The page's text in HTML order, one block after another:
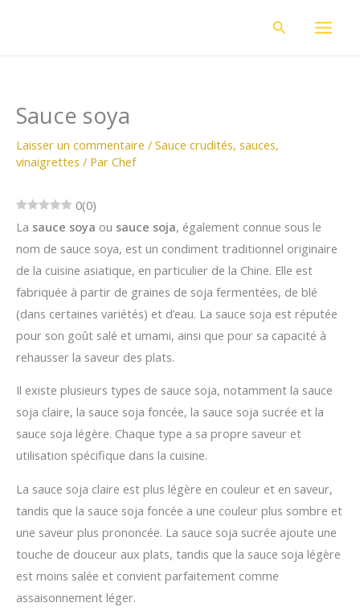
Rechercher
Sauce soya
Laisser un commentaire / Sauce crudités, sauces,
vinaigrettes / Par Chef
0(0)
La sauce soya ou sauce soja, également connue sous le
nom de sauce soya, est un condiment traditionnel originaire
de la cuisine asiatique, en particulier de la Chine. Elle est
fabriquée à partir de graines de soja fermentées, de blé
(dans certaines variétés) et d’eau. La sauce soja est réputée
pour son goût salé et umami, ainsi que pour sa capacité à
rehausser la saveur des plats.
Il existe plusieurs types de sauce soja, notamment la sauce
soja claire, la sauce soja foncée, la sauce soja sucrée et la
sauce soja légère. Chaque type a sa propre saveur et
utilisation spécifique dans la cuisine.
La sauce soja claire est plus légère en couleur et en saveur,
tandis que la sauce soja foncée a une couleur plus sombre et
une saveur plus prononcée. La sauce soja sucrée ajoute une
touche de douceur aux plats, tandis que la sauce soja légère
est moins salée et convient parfaitement comme
assaisonnement léger.